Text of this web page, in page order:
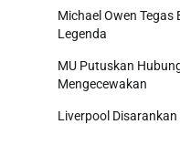
Michael Owen Tegas
Legenda
MU Putuskan
Mengecewakan
Liverpool Disarankan